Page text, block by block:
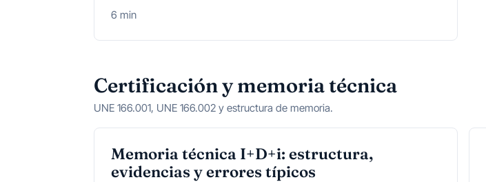
6 min
Certificación y memoria técnica
UNE 166.001, UNE 166.002 y estructura de memoria.
Memoria técnica I+D+i: estructura,
evidencias y errores típicos